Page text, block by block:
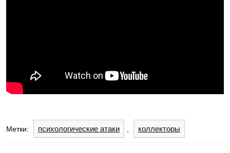
Метки: психологические атаки коллекторы